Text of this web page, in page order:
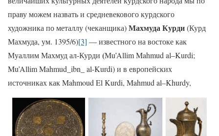
праву можем назвать и средневекового курдского
художника по металлу (чеканщика)Махмуда Курди(Курд
Махмуда, ум. 1395/6)[3] — известного на востоке как
Муаллим Махмуд ал-Курди (Mu’Allim Mahmud al–Kurdi;
Mu’Allim Mahmud_ibn_ al-Kurdi) и в европейских
источниках как Mahmoud El Kurdi, Mahmud al–Khurdy,